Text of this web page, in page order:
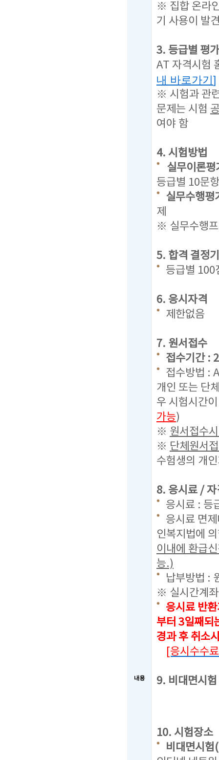
내용
※ 집합 온라
기 사용이 발
3. 등급별 평
AT 자격시험
내 바로가기]
※ 시험과 관
문제는 시험
여야 함
4. 시험방법
실무이론
등급별 10문
실무수행
제
※ 실무수행
5. 합격 결정
등급별 100
6. 응시자격
제한없음
7. 원서접수
접수기간 :
접수방법 :
개인 또는 단
우 시험시간
가능)
※ 원서접수
※ 단체원서
수험생의 개
8. 응시료 /
응시료 : 등
응시료 면
인복지법에
이내에 환급
능.)
납부방법 :
※ 실시간계좌
응시료 반
부터 3일째되
경과 후 취소
[응시수수
9. 비대면시
10. 시험장소
비대면시험